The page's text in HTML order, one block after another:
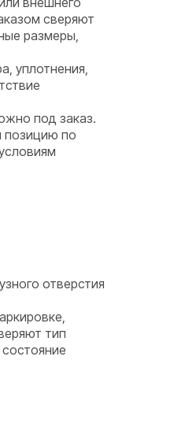
сверяют
размеры,
уплотнения,
под заказ.
позицию по
отверстия
тип